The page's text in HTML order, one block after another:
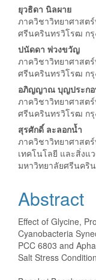
ยุวธิดา นิลผาย
ภาควิชาวิทยาศาสต
ศรีนครินทรวิโรฒ กรุ
ปนัดดา พ่วงขวัญ
ภาควิชาวิทยาศาสต
ศรีนครินทรวิโรฒ กรุ
อภิญญาณ บุญประกอ
ภาควิชาวิทยาศาสต
ศรีนครินทรวิโรฒ กรุ
สุรศักดิ์ ละลอกน้ำ
ภาควิชาวิทยาศาสต
เทคโนโลยี และสิ่งแ
มหาวิทยาลัยศรีนคริ
Abstract
Effect of Glycine,
Cyanobacteria
PCC 6803 and
Salt Stress